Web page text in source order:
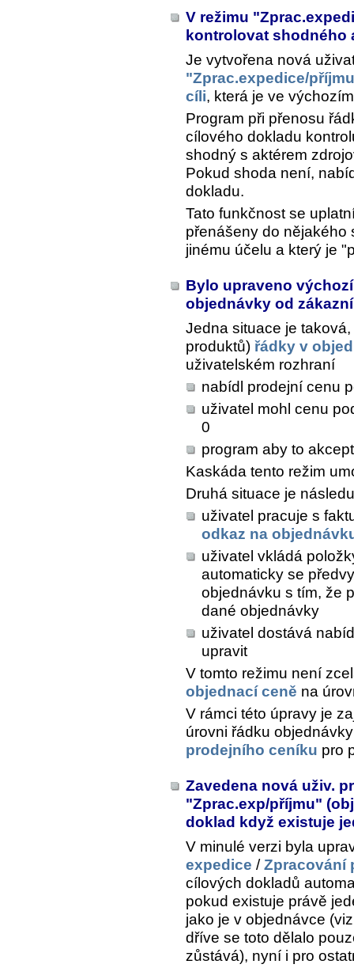
V režimu
kontrolovat shodného
Je vytvořena nová
"Zprac.expedice/
cíli, která je ve
Program při přenosu
cílového dokladu
shodný s aktérem
Pokud shoda není,
dokladu.
Tato funkčnost se
přenášeny do nějakého
jinému účelu a který je
Bylo upraveno
objednávky od
Jedna situace je
produktů) řádky v
uživatelském rozhraní
nabídl prodejní cenu
uživatel mohl cenu
0
program aby to
Kaskáda tento režim
Druhá situace je
uživatel pracuje s
odkaz na
uživatel vkládá
automaticky se
objednávku s tím, že
dané objednávky
uživatel dostává
upravit
V tomto režimu není
objednací ceně na
V rámci této úpravy je
úrovni řádku
prodejního ceníku pro
Zavedena nová uživ.
"Zprac.exp/příjmu"
doklad když existuje
V minulé verzi byla
expedice /Zpracování
cílových dokladů
pokud existuje právě
jako je v objednávce
dříve se toto dělalo
zůstává), nyní i pro